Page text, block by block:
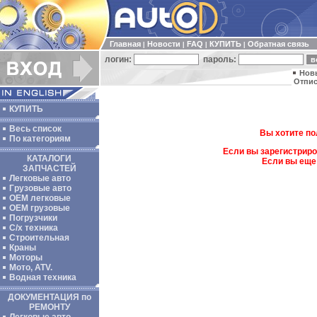
Главная Новости FAQ КУПИТЬ Обратная связь
логин: пароль:
КУПИТЬ
Весь список
По категориям
КАТАЛОГИ
ЗАПЧАСТЕЙ
Легковые авто
Грузовые авто
ОЕМ легковые
OEM грузовые
Погрузчики
С/х техника
Строительная
Краны
Моторы
Мото, ATV.
Водная техника
ДОКУМЕНТАЦИЯ по
РЕМОНТУ
Вы хотите
Если вы
Если вы еще